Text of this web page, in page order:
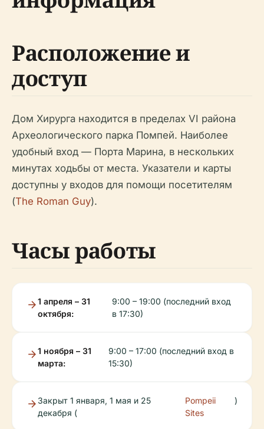
Расположение и
доступ
Дом Хирурга находится в пределах VI района
Археологического парка Помпей. Наиболее
удобный вход — Порта Марина, в нескольких
минутах ходьбы от места. Указатели и карты
доступны у входов для помощи посетителям
(The Roman Guy).
Часы работы
1 апреля – 31
октября:
9:00 – 19:00 (последний вход
в 17:30)
1 ноября – 31
марта:
9:00 – 17:00 (последний вход в
15:30)
Закрыт 1 января, 1 мая и 25
декабря (
Pompeii
Sites
)